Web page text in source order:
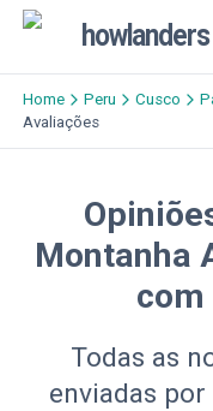
howlanders
Home Peru Cusco
Avaliações
Montanha
com
Todas as
enviadas